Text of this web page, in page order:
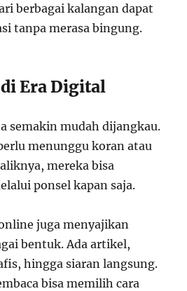
berbagai kalangan dapat
tanpa merasa bingung.
Era Digital
semakin mudah dijangkau.
menunggu koran atau
mereka bisa
ponsel kapan saja.
juga menyajikan
bentuk. Ada artikel,
hingga siaran langsung.
bisa memilih cara